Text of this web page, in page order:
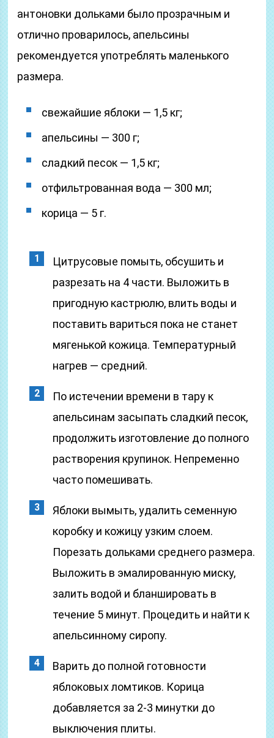
антоновки дольками было прозрачным и
отлично проварилось, апельсины
рекомендуется употреблять маленького
размера.
свежайшие яблоки — 1,5 кг;
апельсины — 300 г;
сладкий песок — 1,5 кг;
отфильтрованная вода — 300 мл;
корица — 5 г.
Цитрусовые помыть, обсушить и
разрезать на 4 части. Выложить в
пригодную кастрюлю, влить воды и
поставить вариться пока не станет
мягенькой кожица. Температурный
нагрев — средний.
По истечении времени в тару к
апельсинам засыпать сладкий песок,
продолжить изготовление до полного
растворения крупинок. Непременно
часто помешивать.
Яблоки вымыть, удалить семенную
коробку и кожицу узким слоем.
Порезать дольками среднего размера.
Выложить в эмалированную миску,
залить водой и бланшировать в
течение 5 минут. Процедить и найти к
апельсинному сиропу.
Варить до полной готовности
яблоковых ломтиков. Корица
добавляется за 2-3 минутки до
выключения плиты.